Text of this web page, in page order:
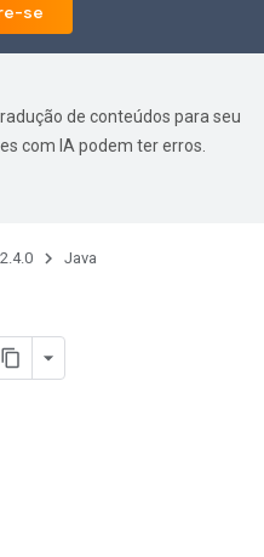
se
de conteúdos para seu
com IA podem ter erros.
Java